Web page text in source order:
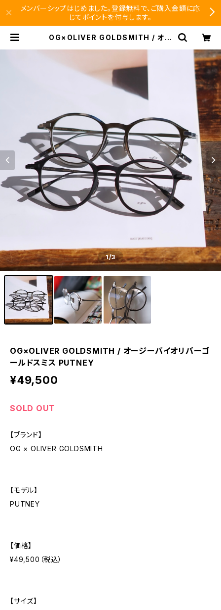
メンバーシップはじめました。登録無料で、ご購入金額に応
じてポイントを付与します。
OG×OLIVER GOLDSMITH / オー
1/3
OG×OLIVER GOLDSMITH / オージーバイオリバーゴ
ールドスミス PUTNEY
¥49,500
SOLD OUT
【ブランド】
OG × OLIVER GOLDSMITH
【モデル】
PUTNEY
【価格】
¥49,500（税込）
【サイズ】